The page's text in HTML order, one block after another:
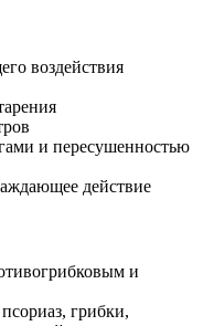
воздействия
и пересушенностью
действие
и
грибки,